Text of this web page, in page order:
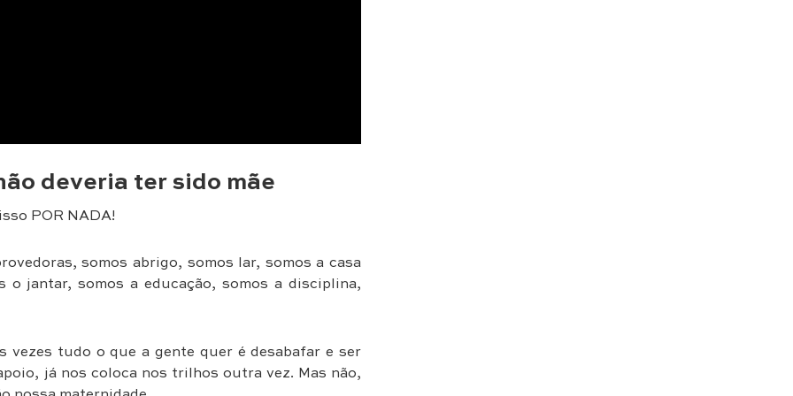
deveria ter sido mãe
POR NADA!
somos abrigo, somos lar, somos a casa
o jantar, somos a educação, somos a disciplina,
vezes tudo o que a gente quer é desabafar e ser
já nos coloca nos trilhos outra vez. Mas não,